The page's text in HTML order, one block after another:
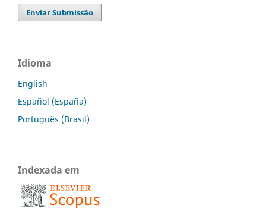
Enviar Submissão
Idioma
English
Español (España)
Português (Brasil)
Indexada em